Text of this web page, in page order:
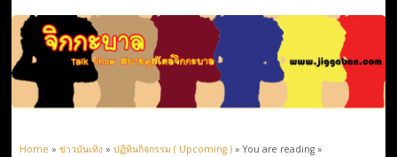
Home » ข่าวบันเทิง» ปฏิทินกิจกรรม ( Upcoming )» You are reading »